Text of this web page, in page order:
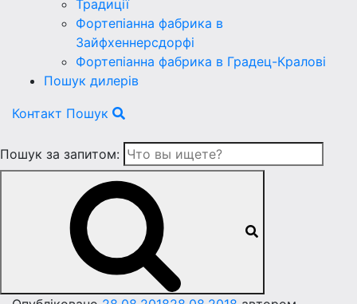
Традиції
Фортепіанна фабрика в
Зайфхеннерсдорфi
Фортепіанна фабрика в Градец-Краловi
Пошук дилерів
Контакт Пошук
Пошук за запитом: